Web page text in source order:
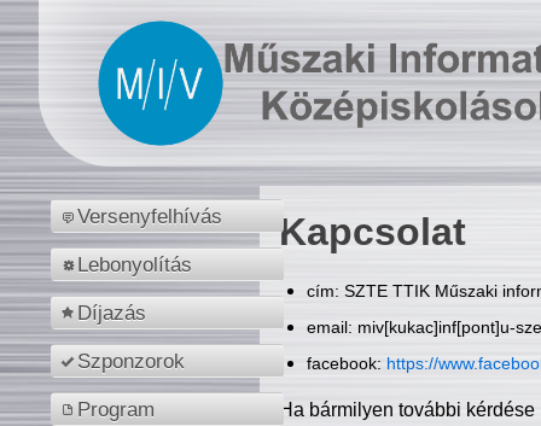
Versenyfelhívás
Lebonyolítás
Díjazás
Szponzorok
Program
Kapcsolat
cím: SZTE TTIK Műszaki
email: miv[kukac]inf[pont]u-
facebook: https://
Ha bármilyen további